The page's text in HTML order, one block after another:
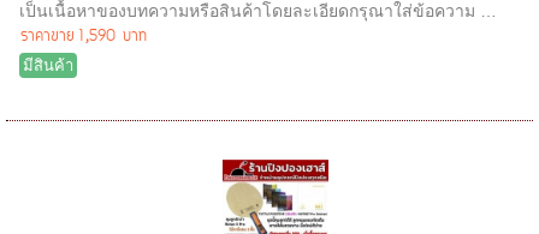
เป็นเนื้อหาของบทความหรือสินค้าโดยละเอียดกรุณาใส่ข้อความ …
ราคาขาย 1,590 บาท
มีสินค้า